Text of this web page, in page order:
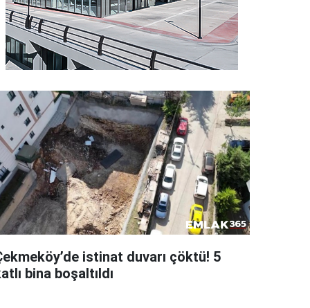
istinat duvarı çöktü! 5
bina boşaltıldı